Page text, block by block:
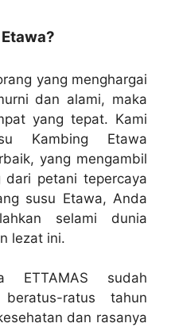
yang menghargai
dan alami, maka
yang tepat. Kami
Kambing Etawa
yang mengambil
dari petani tepercaya
susu Etawa, Anda
selami dunia
lezat ini.
ETTAMAS sudah
ratus tahun
dan rasanya